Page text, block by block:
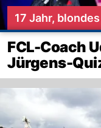
17 Jahr,
FCL-Coach
Jürgens-